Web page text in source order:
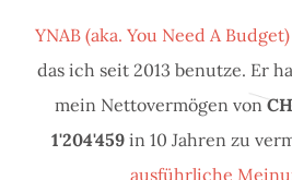
YNAB (aka. You Need A Budget)
das ich seit 2013 benutze. Er
mein Nettovermögen von
1'204'459 in 10 Jahren zu
ausführliche